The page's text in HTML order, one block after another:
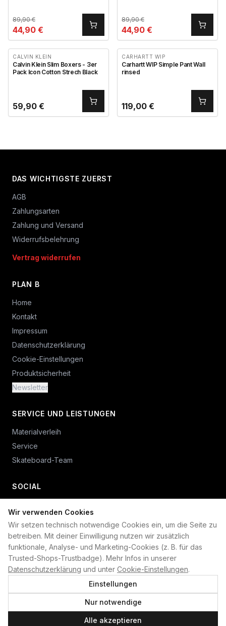
Wir verwenden Cookies
Wir setzen technisch notwendige Cookies ein, um die Seite zu
betreiben. Mit deiner Einwilligung nutzen wir zusätzlich
funktionale, Analyse- und Marketing-Cookies (z. B. für das
Trusted-Shops-Trustbadge). Mehr Infos in unserer
Datenschutzerklärung und unter Cookie-Einstellungen.
Einstellungen
Nur notwendige
Alle akzeptieren
89,90€
44,90 €
89,90€
44,90 €
CALVIN KLEIN
Calvin Klein Slim Boxers - 3er
Pack Icon Cotton Strech Black
59,90 €
CARHARTT WIP
Carhartt WIP Simple Pant Wall
rinsed
119,00 €
DAS WICHTIGSTE ZUERST
AGB
Zahlungsarten
Zahlung und Versand
Widerrufsbelehrung
Vertrag widerrufen
PLAN B
Home
Kontakt
Impressum
Datenschutzerklärung
Cookie-Einstellungen
Produktsicherheit
Newsletter
SERVICE UND LEISTUNGEN
Materialverleih
Service
Skateboard-Team
SOCIAL
+49 234 687 00 38
shop@plan-b-funsport.de
Sichere Zahlung mit:
Plan B. Alle Rechte vorbehalten.